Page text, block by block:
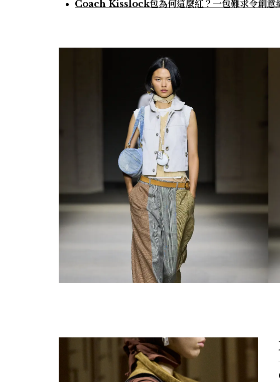
Coach Kisslock包為何這麼紅？一包難求令創